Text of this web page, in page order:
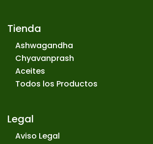
Tienda
Ashwagandha
Chyavanprash
Aceites
Todos los Productos
Legal
Aviso Legal